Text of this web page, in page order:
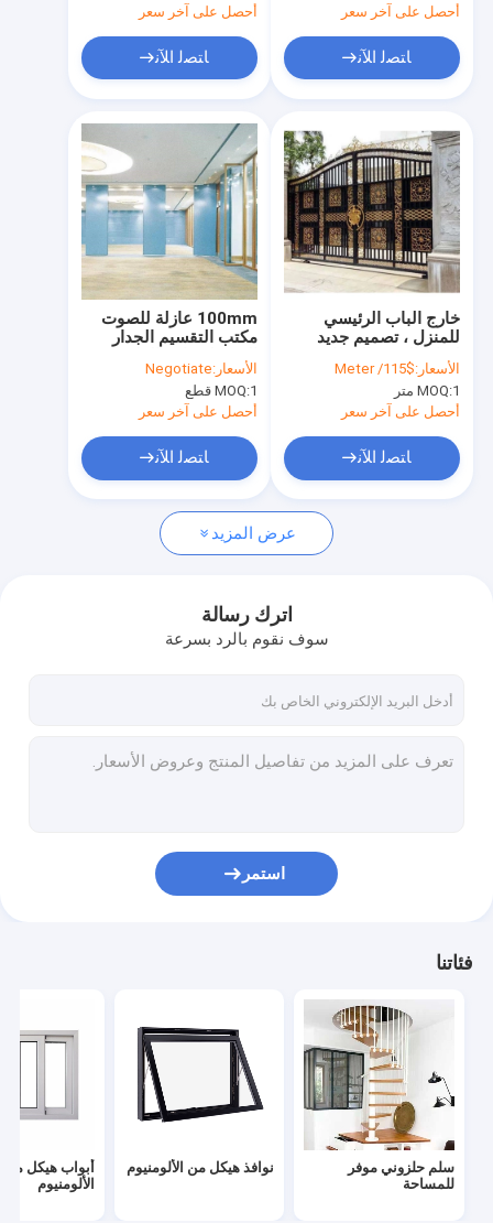
منتجات
أشرطة فيديو
عرض الواقع الافتراضي
جولة في المعمل
مراقبة الجودة
اتصل بنا
سلم حلزوني موفر للمساحة
درابزين الدرج الداخلي
ورشة الهياكل الفولاذية
أثاث حديث بسيط
خزائن الحمام المخصصة
أرضيات من الخشب الحبيبي
أحصل على آخر سعر
ﺎﺘﺼﻟ ﺍﻶﻧ
أحصل على آخر سعر
ﺎﺘﺼﻟ ﺍﻶﻧ
100mm عازلة للصوت
مكتب التقسيم الجدار
المنقولة قاعة الولائم
انزلاق التقسيم
الأسعار:Negotiate
MOQ:1 قطع
أحصل على آخر سعر
ﺎﺘﺼﻟ ﺍﻶﻧ
خارج الباب الرئيسي
للمنزل ، تصميم جديد
لبوابة الحديد المطاوع
المجلفن
الأسعار:$115/ Meter
MOQ:1 متر
أحصل على آخر سعر
ﺎﺘﺼﻟ ﺍﻶﻧ
عرض المزيد
اترك رسالة
سوف نقوم بالرد بسرعة
استمر
فئاتنا
سلم حلزوني موفر
للمساحة
نوافذ هيكل من الألومنيوم
أبواب هيكل من
الألومنيوم